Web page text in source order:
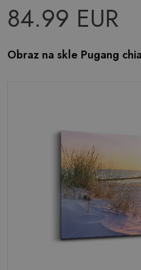
84.99 EUR
Obraz na skle Pugang